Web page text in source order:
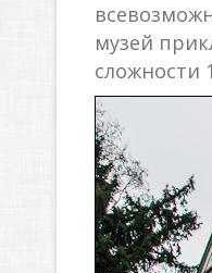
музей
сложности